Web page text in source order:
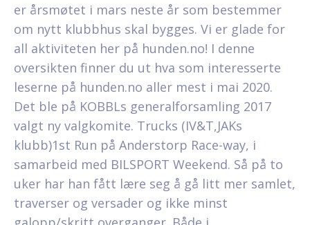
er årsmøtet i mars neste år som bestemmer
om nytt klubbhus skal bygges. Vi er glade for
all aktiviteten her på hunden.no! I denne
oversikten finner du ut hva som interesserte
leserne på hunden.no aller mest i mai 2020.
Det ble på KOBBLs generalforsamling 2017
valgt ny valgkomite. Trucks (IV&T,JAKs
klubb)1st Run på Anderstorp Race-way, i
samarbeid med BILSPORT Weekend. Så på to
uker har han fått lære seg å gå litt mer samlet,
traverser og versader og ikke minst